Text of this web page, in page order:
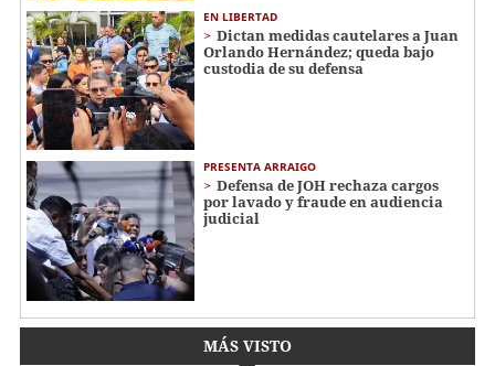
EN LIBERTAD
Dictan medidas cautelares a Juan
Orlando Hernández; queda bajo
custodia de su defensa
PRESENTA ARRAIGO
Defensa de JOH rechaza cargos
por lavado y fraude en audiencia
judicial
MÁS VISTO